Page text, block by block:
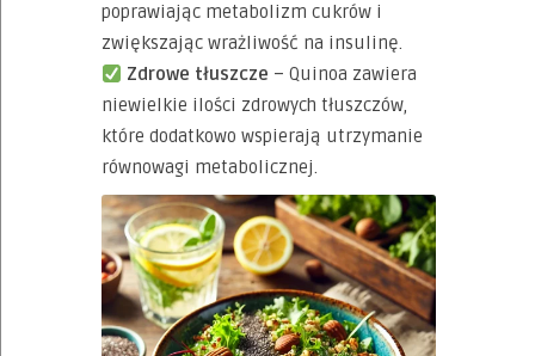
poprawiając metabolizm cukrów i
zwiększając wrażliwość na insulinę.
Zdrowe tłuszcze – Quinoa zawiera
niewielkie ilości zdrowych tłuszczów,
które dodatkowo wspierają utrzymanie
równowagi metabolicznej.